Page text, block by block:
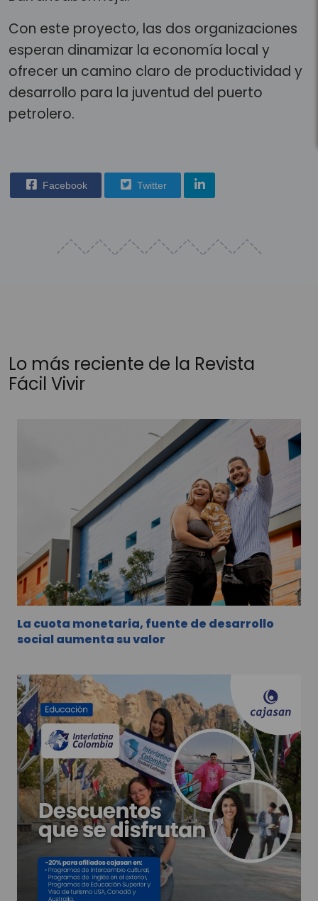
Con este proyecto, las dos organizaciones
esperan dinamizar la economía local y
ofrecer un camino claro de productividad y
desarrollo para la juventud del puerto
petrolero.
Facebook Twitter
Lo más reciente de la Revista
Fácil Vivir
La cuota monetaria, fuente de desarrollo
social aumenta su valor